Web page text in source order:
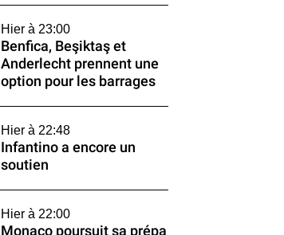
Hier à 23:00
Benfica, Beşiktaş et
Anderlecht prennent une
option pour les barrages
Hier à 22:48
Infantino a encore un
soutien
Hier à 22:00
Monaco poursuit sa prépa